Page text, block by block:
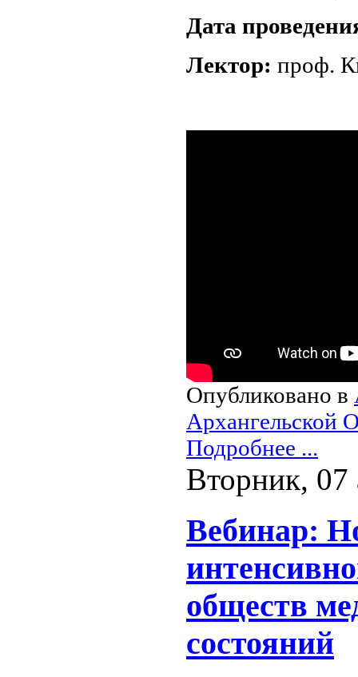
Дата
Лектор: проф.
Опубликовано в
Архангельской
Подробнее ...
Вторник, 07
Вебинар:
обществ
состояний